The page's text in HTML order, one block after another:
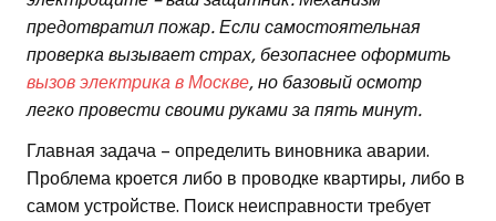
предотвратил пожар. Если самостоятельная
проверка вызывает страх, безопаснее оформить
вызов электрика в Москве, но базовый осмотр
легко провести своими руками за пять минут.
Главная задача – определить виновника аварии.
Проблема кроется либо в проводке квартиры, либо в
самом устройстве. Поиск неисправности требует